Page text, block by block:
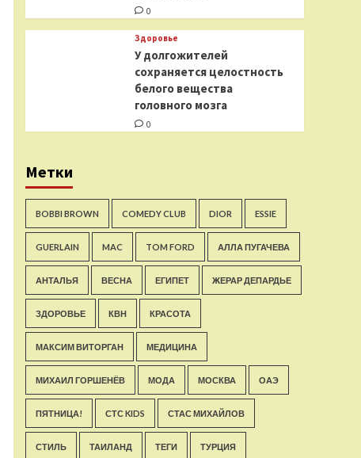
0
Здоровье
У долгожителей
сохраняется целостность
белого вещества
головного мозга
0
Метки
BOBBI BROWN COMEDY CLUB DIOR ESSIE
GUERLAIN MAC TOM FORD АЛЛА ПУГАЧЕВА
АНТАЛЬЯ ВЕСНА ЕГИПЕТ ЖЕРАР ДЕПАРДЬЕ
ЗДОРОВЬЕ КВН КРАСОТА
МАКСИМ ВИТОРГАН МЕДИЦИНА
МИХАИЛ ГОРШЕНЁВ МОДА МОСКВА ОАЭ
ПЯТНИЦА! СТС KIDS СТАС МИХАЙЛОВ
СТИЛЬ ТАИЛАНД ТЕГИ ТУРЦИЯ